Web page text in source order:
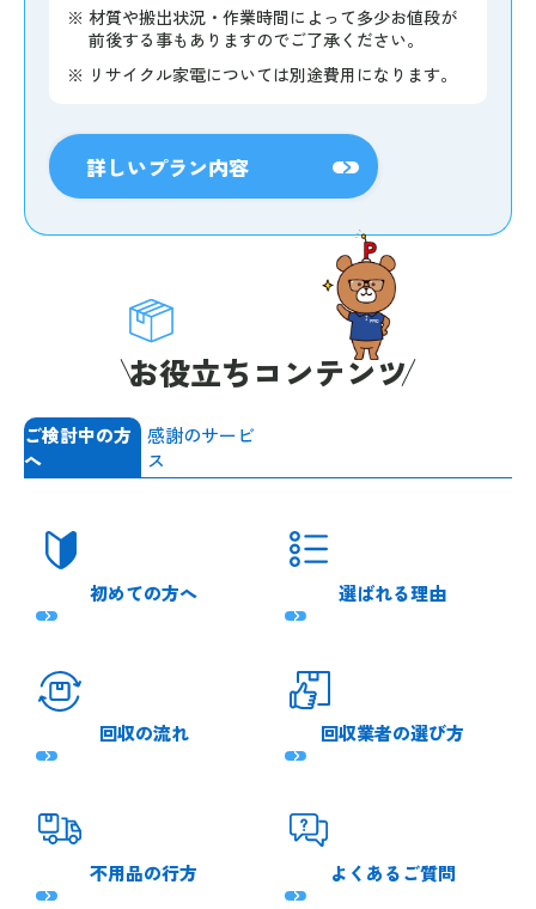
※ 材質や搬出状況・作業時間によって多少お値段が
前後する事もありますのでご了承ください。
※ リサイクル家電については別途費用になります。
詳しいプラン内容
お役立ちコンテンツ
ご検討中の方
へ
感謝のサービ
ス
初めての方へ 選ばれる理由
回収の流れ 回収業者の選び方
不用品の行方 よくあるご質問